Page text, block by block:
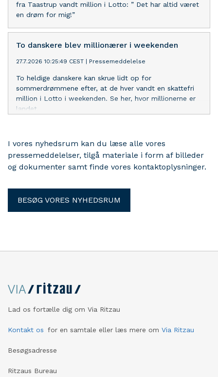
fra Taastrup vandt million i Lotto: ” Det har altid været
en drøm for mig!”
To danskere blev millionærer i weekenden
27.7.2026 10:25:49 CEST Pressemeddelelse
To heldige danskere kan skrue lidt op for
sommerdrømmene efter, at de hver vandt en skattefri
million i Lotto i weekenden. Se her, hvor millionerne er
landet.
I vores nyhedsrum kan du læse alle vores
pressemeddelelser, tilgå materiale i form af billeder
og dokumenter samt finde vores kontaktoplysninger.
BESØG VORES NYHEDSRUM
Lad os fortælle dig om Via Ritzau
Kontakt os for en samtale eller læs mere om Via Ritzau
Besøgsadresse
Ritzaus Bureau